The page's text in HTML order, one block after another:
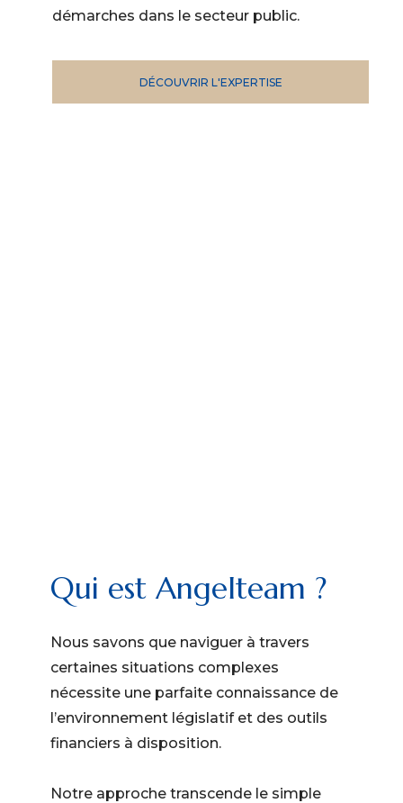
démarches dans le secteur public.
DÉCOUVRIR L'EXPERTISE
Qui est Angelteam ?
Nous savons que naviguer à travers
certaines situations complexes
nécessite une parfaite connaissance de
l’environnement législatif et des outils
financiers à disposition.
Notre approche transcende le simple